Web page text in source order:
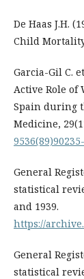
De Haas J.H.
Child
Garcia-Gil C.
Active Role
Spain during
Medicine,
General
statistical
and 1939.
https://
General
statistical